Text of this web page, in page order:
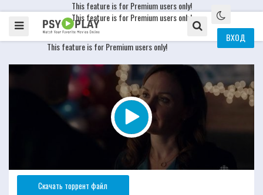
This feature is for Premium users only!
This feature is for Premium users only!
ВХОД
This feature is for Premium users only!
Скачать торрент файл